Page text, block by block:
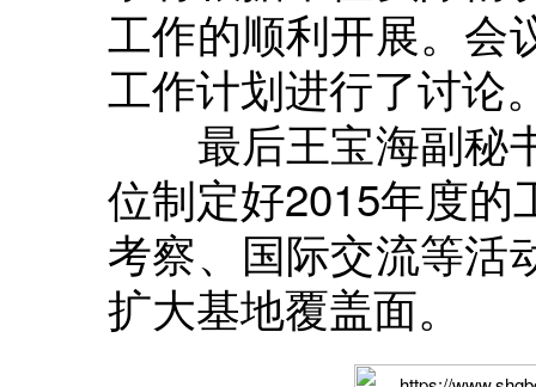
工作的顺利开展。会
工作计划进行了讨论
最后王宝海副秘
位制定好2015年度
考察、国际交流等活
扩大基地覆盖面。